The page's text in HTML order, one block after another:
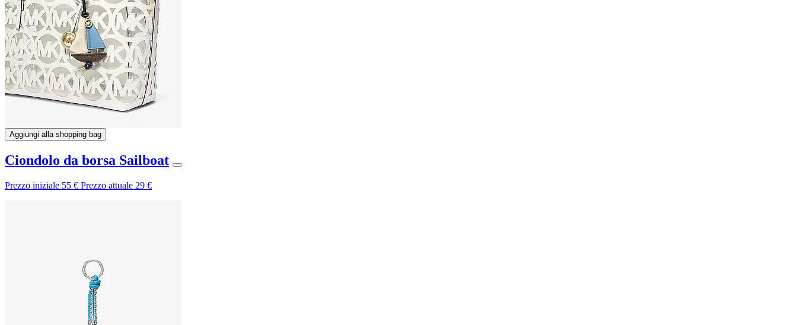
Aggiungi alla shopping bag
Ciondolo da borsa Sailboat
Prezzo iniziale 55 € Prezzo attuale 29 €